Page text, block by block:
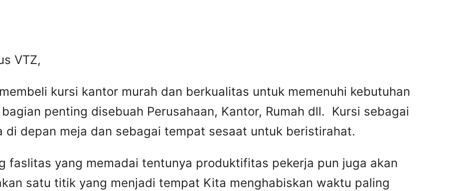
VTZ,
kursi kantor murah dan berkualitas untuk memenuhi kebutuhan
penting disebuah Perusahaan, Kantor, Rumah dll. Kursi sebagai
di depan meja dan sebagai tempat sesaat untuk beristirahat.
faslitas yang memadai tentunya produktifitas pekerja pun juga akan
satu titik yang menjadi tempat Kita menghabiskan waktu paling